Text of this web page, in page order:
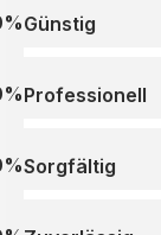
Günstig
Professionell
Sorgfältig